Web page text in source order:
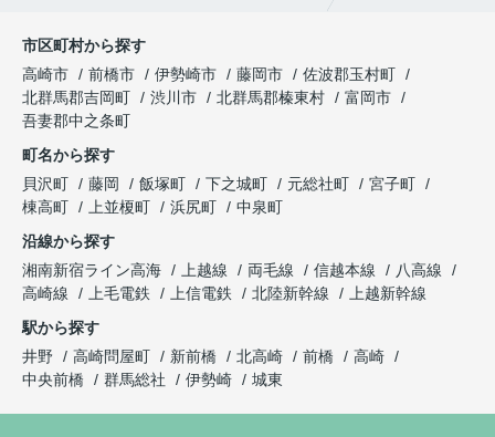
市区町村から探す
高崎市
前橋市 伊勢崎市 藤岡市
佐波郡玉村町
北群馬郡吉岡町
渋川市 北群馬郡榛東村
富岡市
吾妻郡中之条町
町名から探す
貝沢町
藤岡 飯塚町 下之城町 元総社町
宮子町
棟高町
上並榎町 浜尻町
中泉町
沿線から探す
湘南新宿ライン高海
上越線 両毛線 信越本線
八高線
高崎線
上毛電鉄 上信電鉄 北陸新幹線
上越新幹線
駅から探す
井野
高崎問屋町 新前橋 北高崎 前橋
高崎
中央前橋
群馬総社 伊勢崎 城東